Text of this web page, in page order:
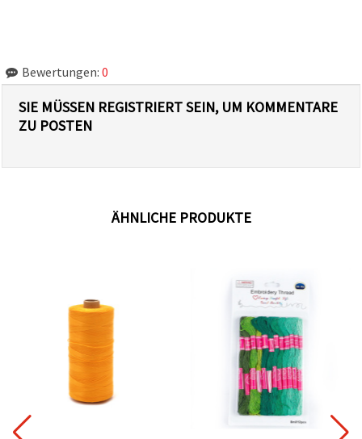
Bewertungen: 0
SIE MÜSSEN REGISTRIERT SEIN, UM KOMMENTARE
ZU POSTEN
ÄHNLICHE PRODUKTE